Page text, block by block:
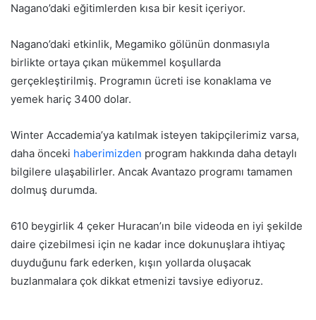
Nagano’daki eğitimlerden kısa bir kesit içeriyor.
Nagano’daki etkinlik, Megamiko gölünün donmasıyla
birlikte ortaya çıkan mükemmel koşullarda
gerçekleştirilmiş. Programın ücreti ise konaklama ve
yemek hariç 3400 dolar.
Winter Accademia’ya katılmak isteyen takipçilerimiz varsa,
daha önceki haberimizden program hakkında daha detaylı
bilgilere ulaşabilirler. Ancak Avantazo programı tamamen
dolmuş durumda.
610 beygirlik 4 çeker Huracan’ın bile videoda en iyi şekilde
daire çizebilmesi için ne kadar ince dokunuşlara ihtiyaç
duyduğunu fark ederken, kışın yollarda oluşacak
buzlanmalara çok dikkat etmenizi tavsiye ediyoruz.